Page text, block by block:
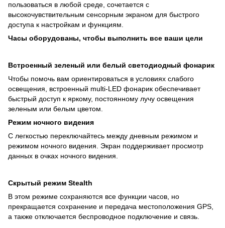
пользоваться в любой среде, сочетается с
высокочувствительным сенсорным экраном для быстрого
доступа к настройкам и функциям.
Часы оборудованы, чтобы выполнить все ваши цели
Встроенный зеленый или белый светодиодный фонарик
Чтобы помочь вам ориентироваться в условиях слабого
освещения, встроенный multi-LED фонарик обеспечивает
быстрый доступ к яркому, постоянному лучу освещения
зеленым или белым цветом.
Режим ночного видения
С легкостью переключайтесь между дневным режимом и
режимом ночного видения. Экран поддерживает просмотр
данных в очках ночного видения.
Скрытый режим Stealth
В этом режиме сохраняются все функции часов, но
прекращается сохранение и передача местоположения GPS,
а также отключается беспроводное подключение и связь.